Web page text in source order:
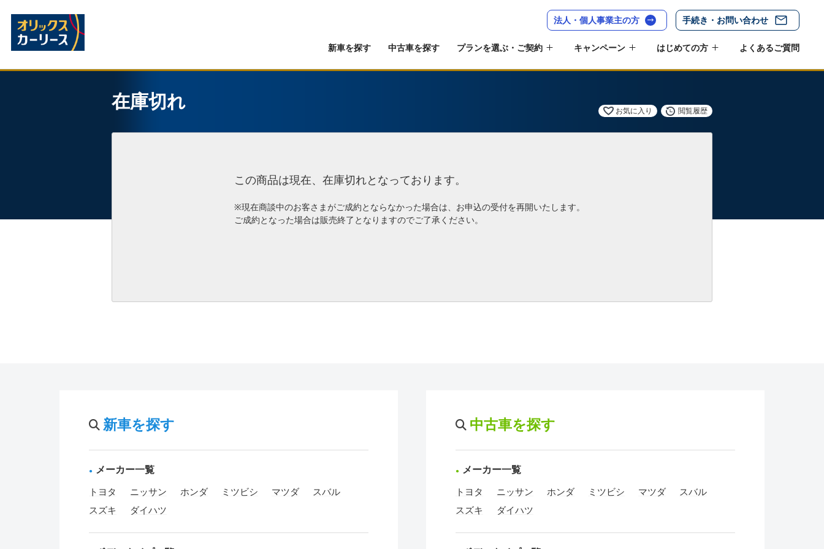
法人・個人事業主の方 手続き・お問い合わせ
新車を探す 中古車を探す プランを選ぶ・ご契約 キャンペーン はじめての方 よくあるご質問
在庫切れ お気に入り 閲覧履歴
この商品は現在、在庫切れとなっております。
※現在商談中のお客さまがご成約とならなかった場合は、お申込の受付を再開いたします。
ご成約となった場合は販売終了となりますのでご了承ください。
新車を探す
メーカー一覧
トヨタ ニッサン ホンダ ミツビシ マツダ
スバル
スズキ
ダイハツ
中古車を探す
メーカー一覧
トヨタ ニッサン ホンダ ミツビシ マツダ
スバル
スズキ
ダイハツ